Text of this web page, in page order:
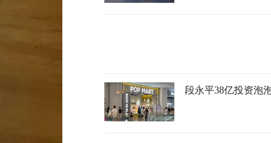
段永平38亿投资泡